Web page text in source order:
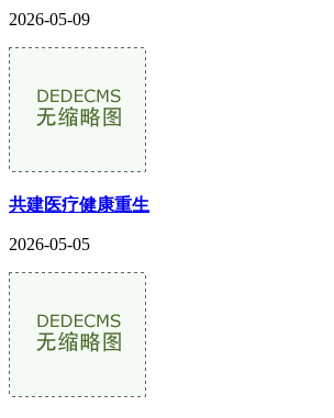
2026-05-09
共建医疗健康重生
2026-05-05